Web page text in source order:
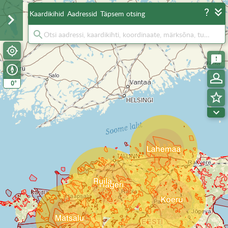
0°
Kaardikihid Aadressid Täpsem otsing